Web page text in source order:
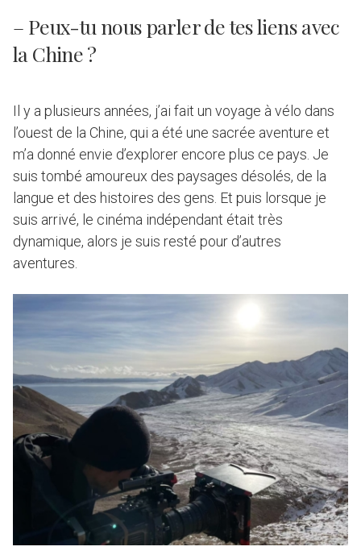
– Peux-tu nous parler de tes liens avec
la Chine ?
Il y a plusieurs années, j’ai fait un voyage à vélo dans
l’ouest de la Chine, qui a été une sacrée aventure et
m’a donné envie d’explorer encore plus ce pays. Je
suis tombé amoureux des paysages désolés, de la
langue et des histoires des gens. Et puis lorsque je
suis arrivé, le cinéma indépendant était très
dynamique, alors je suis resté pour d’autres
aventures.